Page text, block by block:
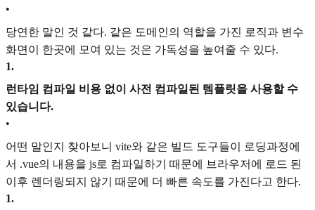
•
당연한 말인 것 같다. 같은 도메인의 역할을 가진 로직과 변수
화면이 한곳에 모여 있는 것은 가독성을 높여줄 수 있다.
1.
런타임 컴파일 비용 없이 사전 컴파일된 템플릿을 사용할 수
있습니다.
•
어떤 말인지 찾아보니 vite와 같은 빌드 도구들이 로딩과정에
서 .vue의 내용을 js로 컴파일하기 때문에 브라우저에 로드 된
이후 렌더링되지 않기 때문에 더 빠른 속도를 가진다고 한다.
1.